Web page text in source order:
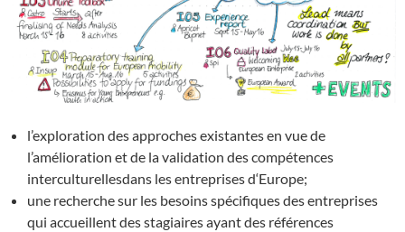
l’exploration des approches existantes en vue de
l’amélioration et de la validation des compétences
interculturellesdans les entreprises d‘Europe;
une recherche sur les besoins spécifiques des entreprises
qui accueillent des stagiaires ayant des références